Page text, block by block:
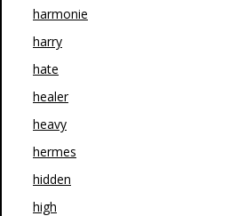
harmonie
harry
hate
healer
heavy
hermes
hidden
high